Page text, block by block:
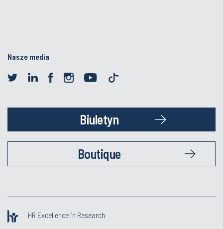
Nasze media
Biuletyn
Boutique
HR Excellence in Research